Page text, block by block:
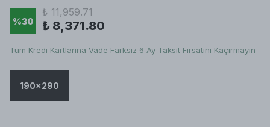
%30
₺ 11,959.71
₺ 8,371.80
Tüm Kredi Kartlarına Vade Farksız 6 Ay Taksit Fırsatını Kaçırmayın
190x290